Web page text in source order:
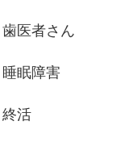
歯医者さん
睡眠障害
終活